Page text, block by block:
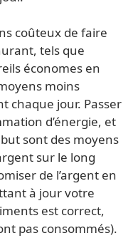
coûteux de faire
tels que
économes en
moins
chaque jour. Passer
d’énergie, et
sont des moyens
sur le long
de l’argent en
à jour votre
est correct,
pas consommés).